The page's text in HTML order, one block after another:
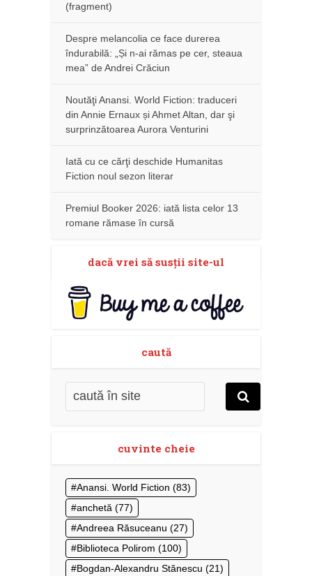
(fragment)
Despre melancolia ce face durerea
îndurabilă: „Și n-ai rămas pe cer, steaua
mea” de Andrei Crăciun
Noutăţi Anansi. World Fiction: traduceri
din Annie Ernaux și Ahmet Altan, dar şi
surprinzătoarea Aurora Venturini
Iată cu ce cărţi deschide Humanitas
Fiction noul sezon literar
Premiul Booker 2026: iată lista celor 13
romane rămase în cursă
dacă vrei să susţii site-ul
caută
cuvinte cheie
Anansi. World Fiction (83)
anchetă (77)
Andreea Răsuceanu (27)
Biblioteca Polirom (100)
Bogdan-Alexandru Stănescu (21)